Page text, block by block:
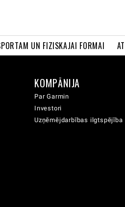
UN FIZISKAJAI FORMAI
KOMPĀNIJA
Par Garmin
Investori
Uzņēmējdarbības ilgtspējība